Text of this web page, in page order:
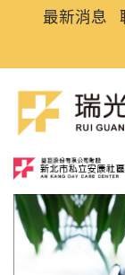
最新消息